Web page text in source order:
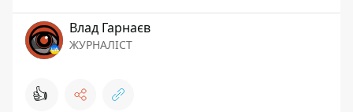
Влад Гарнаєв
ЖУРНАЛІСТ
👍